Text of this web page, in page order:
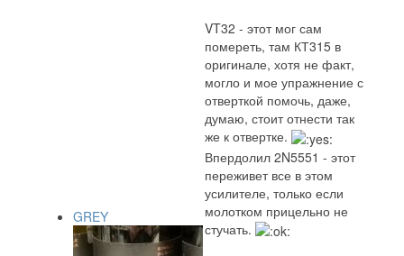
GREY
VT32 - этот мог сам
помереть, там КТ315 в
оригинале, хотя не факт,
могло и мое упражнение с
отверткой помочь, даже,
думаю, стоит отнести так
же к отвертке.
Впердолил 2N5551 - этот
переживет все в этом
усилителе, только если
молотком прицельно не
стучать.